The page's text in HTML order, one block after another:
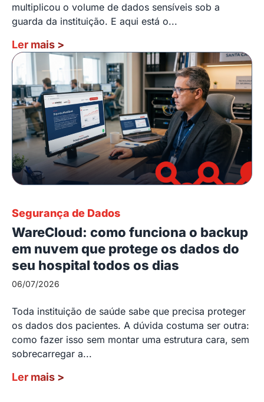
multiplicou o volume de dados sensíveis sob a
guarda da instituição. E aqui está o...
Ler mais >
Segurança de Dados
WareCloud: como funciona o backup
em nuvem que protege os dados do
seu hospital todos os dias
06/07/2026
Toda instituição de saúde sabe que precisa proteger
os dados dos pacientes. A dúvida costuma ser outra:
como fazer isso sem montar uma estrutura cara, sem
sobrecarregar a...
Ler mais >